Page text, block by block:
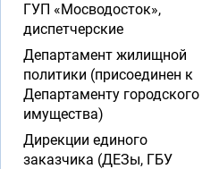
ГУП «Мосводосток»,
диспетчерские
Департамент жилищной
политики (присоединен к
Департаменту городского
имущества)
Дирекции единого
заказчика (ДЕЗы, ГБУ